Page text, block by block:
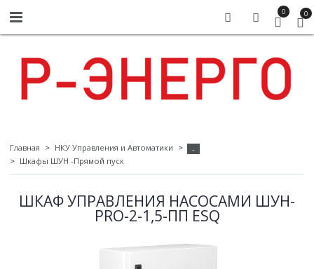
0 0
Главная НКУ Управления и Автоматики
-
Шкафы ШУН -Прямой пуск
ШКАФ УПРАВЛЕНИЯ НАСОСАМИ ШУН-
PRO-2-1,5-ПП ESQ